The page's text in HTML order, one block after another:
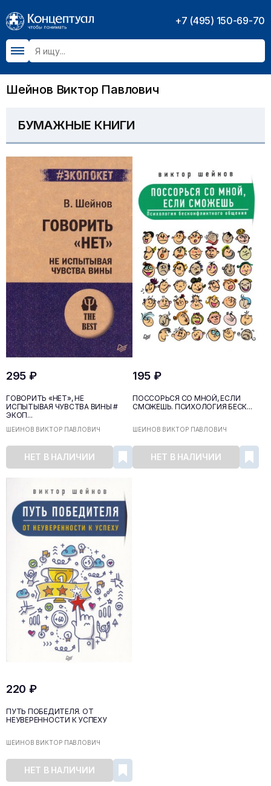
+7 (495) 150-69-70
Шейнов Виктор Павлович
БУМАЖНЫЕ КНИГИ
295 ₽
ГОВОРИТЬ «НЕТ», НЕ
ИСПЫТЫВАЯ ЧУВСТВА ВИНЫ #
ЭКОП...
ШЕЙНОВ ВИКТОР ПАВЛОВИЧ
НЕТ В НАЛИЧИИ
195 ₽
ПОССОРЬСЯ СО МНОЙ, ЕСЛИ
СМОЖЕШЬ. ПСИХОЛОГИЯ БЕСК...
ШЕЙНОВ ВИКТОР ПАВЛОВИЧ
НЕТ В НАЛИЧИИ
220 ₽
ПУТЬ ПОБЕДИТЕЛЯ. ОТ
НЕУВЕРЕННОСТИ К УСПЕХУ
ШЕЙНОВ ВИКТОР ПАВЛОВИЧ
НЕТ В НАЛИЧИИ